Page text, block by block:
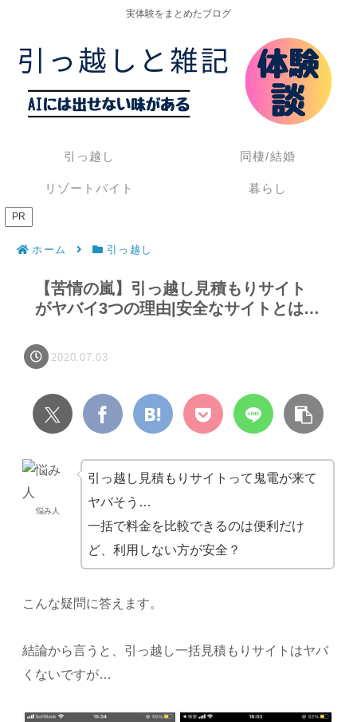
実体験をまとめたブログ
引っ越し 同棲/結婚
リゾートバイト 暮らし
PR
ホーム 引っ越し
【苦情の嵐】引っ越し見積もりサイト
がヤバイ3つの理由|安全なサイトとは…
2020.07.03
悩み人
引っ越し見積もりサイトって鬼電が来て
ヤバそう… ​ ​
一括で料金を比較できるのは便利だけ
ど、利用しない方が安全？
こんな疑問に答えます。
結論から言うと、引っ越し一括見積もりサイトはヤバ
くないですが…